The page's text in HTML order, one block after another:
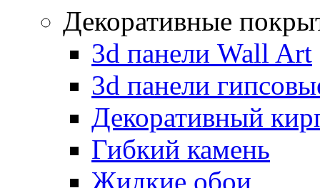
Декоративные
3d панели Wall Art
3d панели
Декоративный
Гибкий камень
Жидкие обои